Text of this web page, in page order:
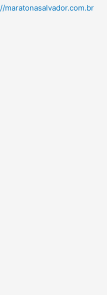
maratonasalvador.com.br